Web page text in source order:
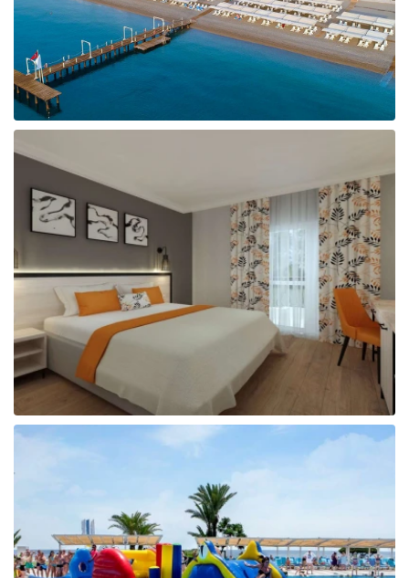
Taizeme
Turcija
Apvienotie Arābu Emirāti
Itālija
Kipra
Dominikānas Republika
Vjetnama
Tanzānija
Bulgārija
Melnkalne
Šrilanka
Tunisija
Albānija